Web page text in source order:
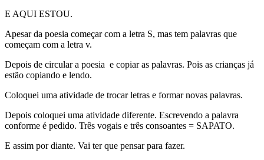
E AQUI ESTOU.
Apesar da poesia começar com a letra S, mas tem palavras que
começam com a letra v.
Depois de circular a poesia e copiar as palavras. Pois as crianças já
estão copiando e lendo.
Coloquei uma atividade de trocar letras e formar novas palavras.
Depois coloquei uma atividade diferente. Escrevendo a palavra
conforme é pedido. Três vogais e três consoantes = SAPATO.
E assim por diante. Vai ter que pensar para fazer.